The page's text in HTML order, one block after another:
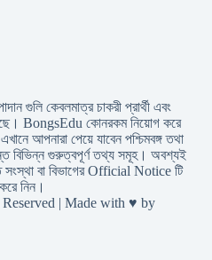
গুলি কেবলমাত্র চাকরী প্রার্থী এবং
BongsEdu কোনরকম নিয়োগ করে
আপনারা পেয়ে যাবেন পশ্চিমবঙ্গ তথা
বিভিন্ন গুরুত্বপূর্ণ তথ্য সমূহ। অবশ্যই
বা বিভাগের Official Notice টি
নিন।
| Made with ♥ by